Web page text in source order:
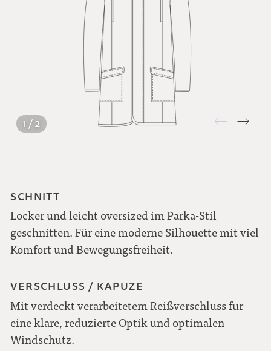
1 / 2
SCHNITT
Locker und leicht oversized im Parka-Stil
geschnitten. Für eine moderne Silhouette mit viel
Komfort und Bewegungsfreiheit.
VERSCHLUSS / KAPUZE
Mit verdeckt verarbeitetem Reißverschluss für
eine klare, reduzierte Optik und optimalen
Windschutz.